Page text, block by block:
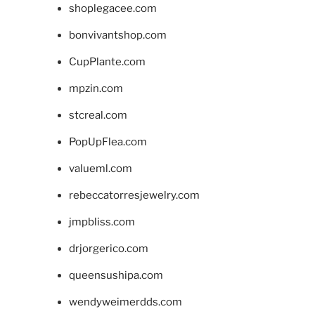
shoplegacee.com
bonvivantshop.com
CupPlante.com
mpzin.com
stcreal.com
PopUpFlea.com
valueml.com
rebeccatorresjewelry.com
jmpbliss.com
drjorgerico.com
queensushipa.com
wendyweimerdds.com